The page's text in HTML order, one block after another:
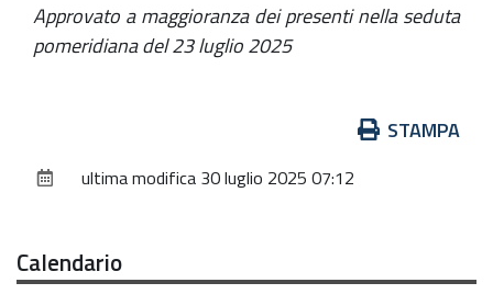
Approvato a maggioranza dei presenti nella seduta
pomeridiana del 23 luglio 2025
documento
STAMPA
ultima modifica 30 luglio 2025 07:12
Calendario